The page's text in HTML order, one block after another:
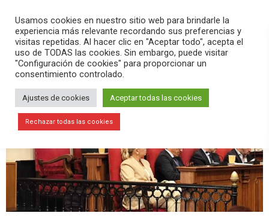
search menu pause PLAY
Usamos cookies en nuestro sitio web para brindarle la
experiencia más relevante recordando sus preferencias y
visitas repetidas. Al hacer clic en "Aceptar todo", acepta el
uso de TODAS las cookies. Sin embargo, puede visitar
"Configuración de cookies" para proporcionar un
consentimiento controlado.
Ajustes de cookies Aceptar todas las cookies
Rechazar todas las cookies